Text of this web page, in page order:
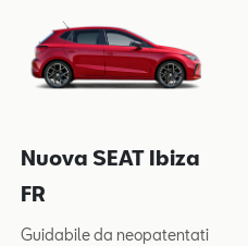
Nuova SEAT Ibiza
FR
Guidabile da neopatentati